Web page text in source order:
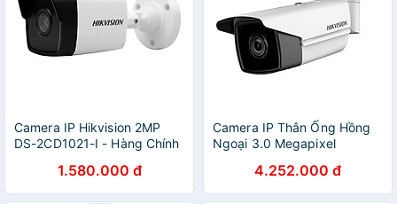
Camera IP Hikvision 2MP
DS-2CD1021-I - Hàng Chính
1.580.000 đ
Camera IP Thân Ống Hồng
Ngoại 3.0 Megapixel
I8 - Hàng Chính Hãng
4.252.000 đ